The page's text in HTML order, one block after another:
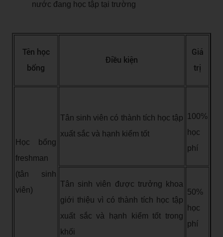
nước đang học tập tại trường
Tên học
bổng
Điều kiện
Giá
trị
Học bổng
freshman
(tân sinh
viên)
Tân sinh viên có thành tích học tập
xuất sắc và hạnh kiểm tốt
100%
học
phí
Tân sinh viên được trưởng khoa
giới thiệu vì có thành tích học tập
xuất sắc và hạnh kiểm tốt trong
khối
50%
học
phí